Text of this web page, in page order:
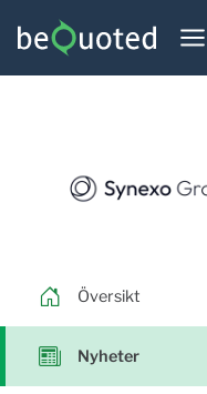
Översikt
Nyheter